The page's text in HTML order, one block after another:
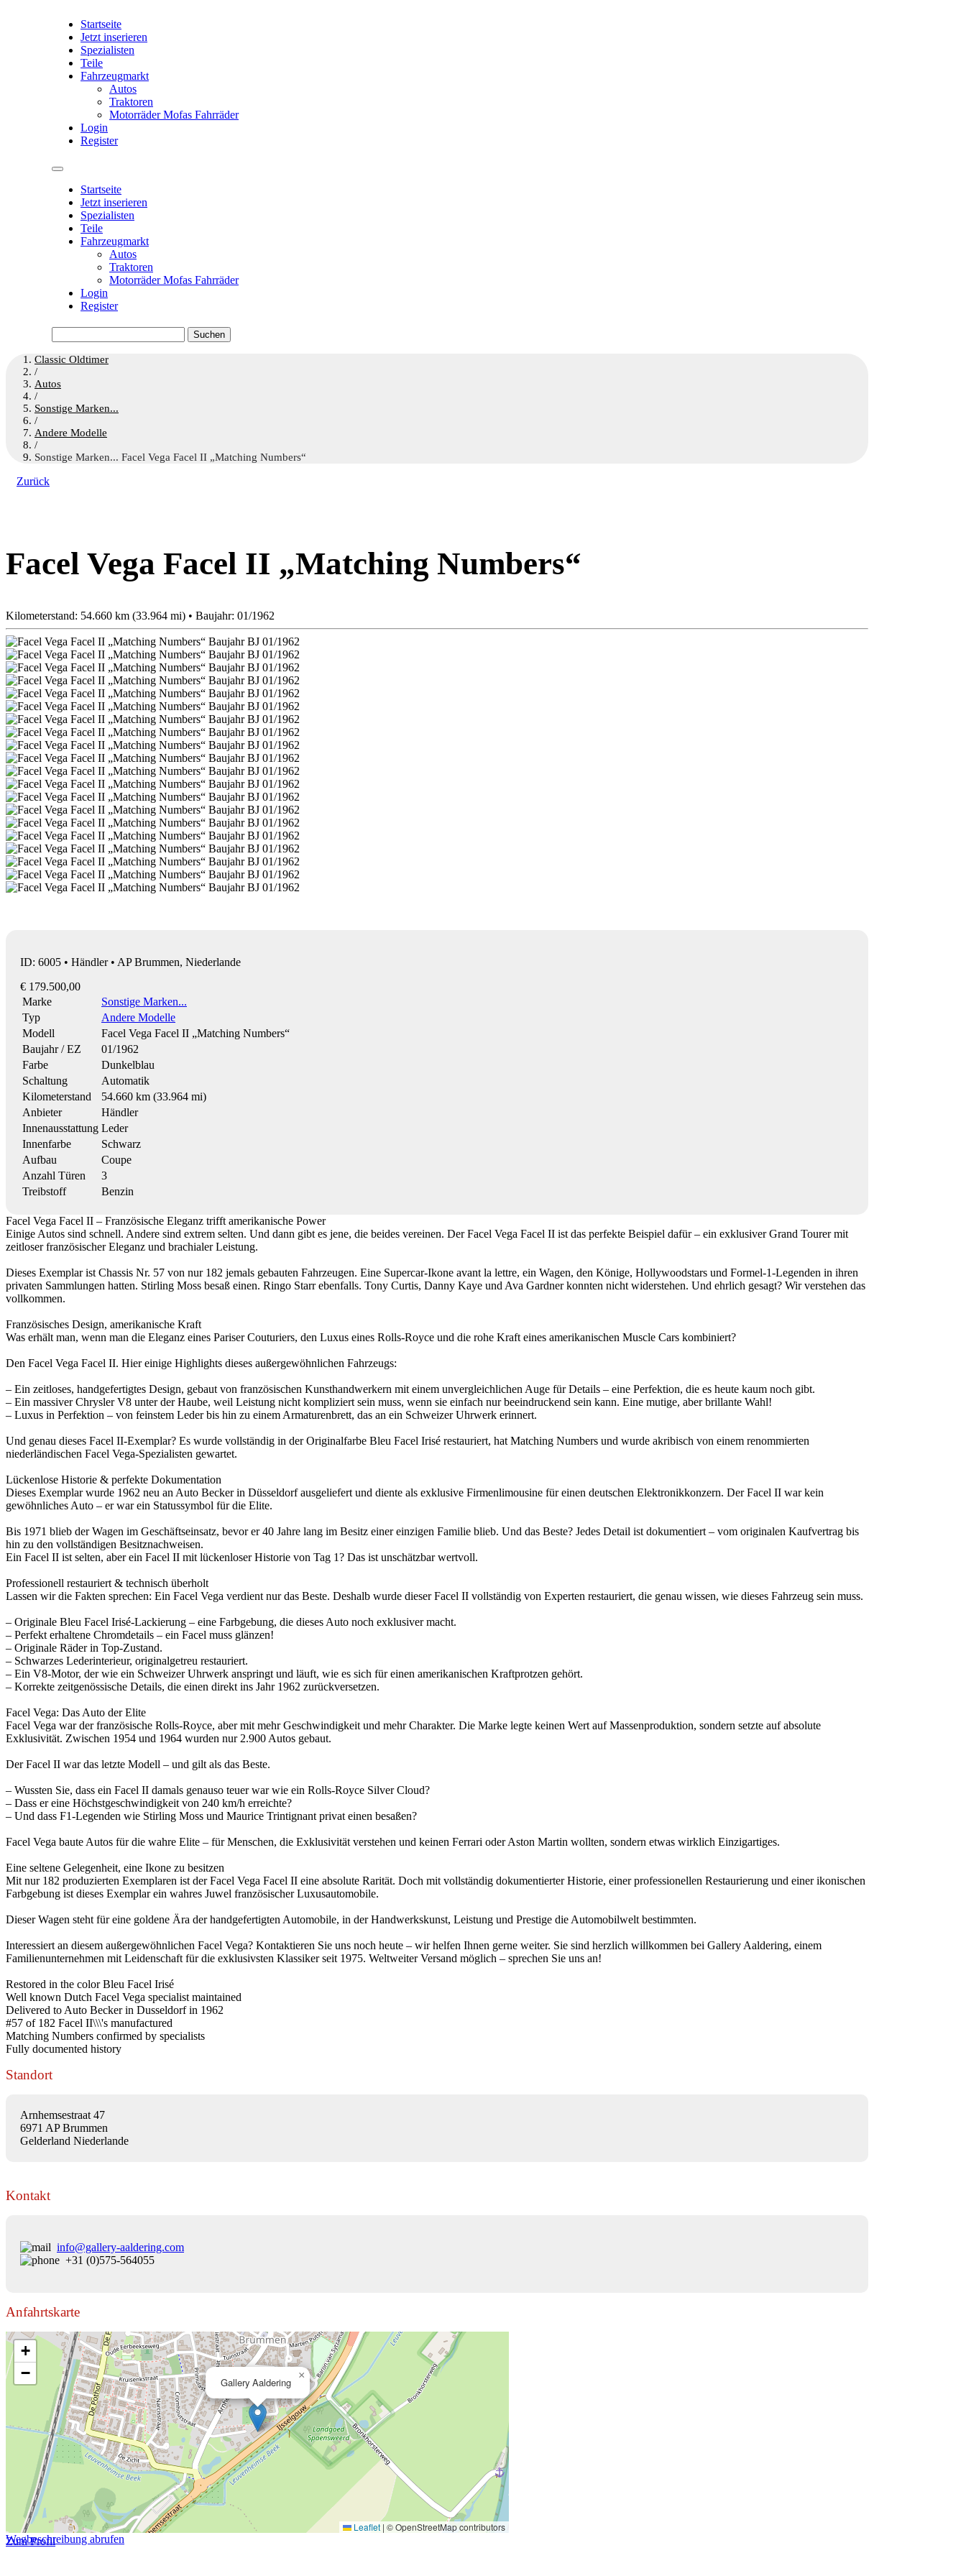
Startseite
Jetzt inserieren
Spezialisten
Teile
Fahrzeugmarkt
Autos
Traktoren
Motorräder Mofas Fahrräder
Login
Register
Startseite
Jetzt inserieren
Spezialisten
Teile
Fahrzeugmarkt
Autos
Traktoren
Motorräder Mofas Fahrräder
Login
Register
nach:
Classic Oldtimer
/
Autos
/
Sonstige Marken...
/
Andere Modelle
/
Sonstige Marken... Facel Vega Facel II „Matching Numbers“
Zurück
Facel Vega Facel II „Matching Numbers“
Kilometerstand: 54.660 km (33.964 mi) • Baujahr: 01/1962
ID: 6005 • Händler • AP Brummen, Niederlande
€ 179.500,00
Marke
Sonstige Marken...
Typ
Andere Modelle
Modell
Facel Vega Facel II „Matching Numbers“
Baujahr / EZ
01/1962
Farbe
Dunkelblau
Schaltung
Automatik
Kilometerstand
54.660 km (33.964 mi)
Anbieter
Händler
Innenausstattung Leder
Innenfarbe
Schwarz
Aufbau
Coupe
Anzahl Türen
3
Treibstoff
Benzin
Facel Vega Facel II – Französische Eleganz trifft amerikanische Power
Einige Autos sind schnell. Andere sind extrem selten. Und dann gibt es jene, die beides vereinen. Der Facel Vega Facel II ist das perfekte Beispiel dafür – ein exklusiver Grand Tourer mit
zeitloser französischer Eleganz und brachialer Leistung.
Dieses Exemplar ist Chassis Nr. 57 von nur 182 jemals gebauten Fahrzeugen. Eine Supercar-Ikone avant la lettre, ein Wagen, den Könige, Hollywoodstars und Formel-1-Legenden in ihren
privaten Sammlungen hatten. Stirling Moss besaß einen. Ringo Starr ebenfalls. Tony Curtis, Danny Kaye und Ava Gardner konnten nicht widerstehen. Und ehrlich gesagt? Wir verstehen das
vollkommen.
Französisches Design, amerikanische Kraft
Was erhält man, wenn man die Eleganz eines Pariser Couturiers, den Luxus eines Rolls-Royce und die rohe Kraft eines amerikanischen Muscle Cars kombiniert?
Den Facel Vega Facel II. Hier einige Highlights dieses außergewöhnlichen Fahrzeugs:
– Ein zeitloses, handgefertigtes Design, gebaut von französischen Kunsthandwerkern mit einem unvergleichlichen Auge für Details – eine Perfektion, die es heute kaum noch gibt.
– Ein massiver Chrysler V8 unter der Haube, weil Leistung nicht kompliziert sein muss, wenn sie einfach nur beeindruckend sein kann. Eine mutige, aber brillante Wahl!
– Luxus in Perfektion – von feinstem Leder bis hin zu einem Armaturenbrett, das an ein Schweizer Uhrwerk erinnert.
Und genau dieses Facel II-Exemplar? Es wurde vollständig in der Originalfarbe Bleu Facel Irisé restauriert, hat Matching Numbers und wurde akribisch von einem renommierten
niederländischen Facel Vega-Spezialisten gewartet.
Lückenlose Historie & perfekte Dokumentation
Dieses Exemplar wurde 1962 neu an Auto Becker in Düsseldorf ausgeliefert und diente als exklusive Firmenlimousine für einen deutschen Elektronikkonzern. Der Facel II war kein
gewöhnliches Auto – er war ein Statussymbol für die Elite.
Bis 1971 blieb der Wagen im Geschäftseinsatz, bevor er 40 Jahre lang im Besitz einer einzigen Familie blieb. Und das Beste? Jedes Detail ist dokumentiert – vom originalen Kaufvertrag bis
hin zu den vollständigen Besitznachweisen.
Ein Facel II ist selten, aber ein Facel II mit lückenloser Historie von Tag 1? Das ist unschätzbar wertvoll.
Professionell restauriert & technisch überholt
Lassen wir die Fakten sprechen: Ein Facel Vega verdient nur das Beste. Deshalb wurde dieser Facel II vollständig von Experten restauriert, die genau wissen, wie dieses Fahrzeug sein muss.
– Originale Bleu Facel Irisé-Lackierung – eine Farbgebung, die dieses Auto noch exklusiver macht.
– Perfekt erhaltene Chromdetails – ein Facel muss glänzen!
– Originale Räder in Top-Zustand.
– Schwarzes Lederinterieur, originalgetreu restauriert.
– Ein V8-Motor, der wie ein Schweizer Uhrwerk anspringt und läuft, wie es sich für einen amerikanischen Kraftprotzen gehört.
– Korrekte zeitgenössische Details, die einen direkt ins Jahr 1962 zurückversetzen.
Facel Vega: Das Auto der Elite
Facel Vega war der französische Rolls-Royce, aber mit mehr Geschwindigkeit und mehr Charakter. Die Marke legte keinen Wert auf Massenproduktion, sondern setzte auf absolute
Exklusivität. Zwischen 1954 und 1964 wurden nur 2.900 Autos gebaut.
Der Facel II war das letzte Modell – und gilt als das Beste.
– Wussten Sie, dass ein Facel II damals genauso teuer war wie ein Rolls-Royce Silver Cloud?
– Dass er eine Höchstgeschwindigkeit von 240 km/h erreichte?
– Und dass F1-Legenden wie Stirling Moss und Maurice Trintignant privat einen besaßen?
Facel Vega baute Autos für die wahre Elite – für Menschen, die Exklusivität verstehen und keinen Ferrari oder Aston Martin wollten, sondern etwas wirklich Einzigartiges.
Eine seltene Gelegenheit, eine Ikone zu besitzen
Mit nur 182 produzierten Exemplaren ist der Facel Vega Facel II eine absolute Rarität. Doch mit vollständig dokumentierter Historie, einer professionellen Restaurierung und einer ikonischen
Farbgebung ist dieses Exemplar ein wahres Juwel französischer Luxusautomobile.
Dieser Wagen steht für eine goldene Ära der handgefertigten Automobile, in der Handwerkskunst, Leistung und Prestige die Automobilwelt bestimmten.
Interessiert an diesem außergewöhnlichen Facel Vega? Kontaktieren Sie uns noch heute – wir helfen Ihnen gerne weiter. Sie sind herzlich willkommen bei Gallery Aaldering, einem
Familienunternehmen mit Leidenschaft für die exklusivsten Klassiker seit 1975. Weltweiter Versand möglich – sprechen Sie uns an!
Restored in the color Bleu Facel Irisé
Well known Dutch Facel Vega specialist maintained
Delivered to Auto Becker in Dusseldorf in 1962
#57 of 182 Facel II\\\'s manufactured
Matching Numbers confirmed by specialists
Fully documented history
Standort
Arnhemsestraat 47
6971 AP Brummen
Gelderland Niederlande
Kontakt
info@gallery-aaldering.com
+31 (0)575-564055
Anfahrtskarte
Gallery Aaldering
×
+
−
Leaflet | © OpenStreetMap contributors
Wegbeschreibung abrufen
Zum Profil